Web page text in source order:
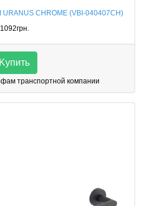
CHROME (VBI-040407CH)
1092грн.
Kупить
транспортной компании